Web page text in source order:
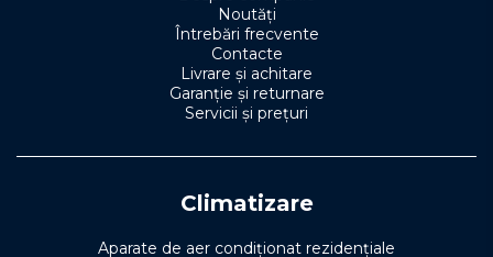
Noutăți
Întrebări frecvente
Contacte
Livrare și achitare
Garanție și returnare
Servicii și prețuri
Climatizare
Aparate de aer condiționat rezidențiale